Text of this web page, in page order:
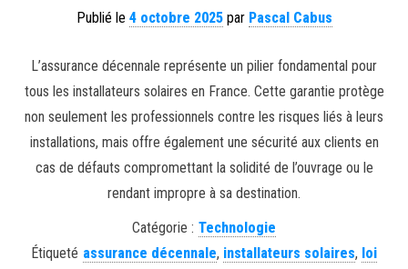
Publié le 4 octobre 2025par Pascal Cabus
L’assurance décennale représente un pilier fondamental pour
tous les installateurs solaires en France. Cette garantie protège
non seulement les professionnels contre les risques liés à leurs
installations, mais offre également une sécurité aux clients en
cas de défauts compromettant la solidité de l’ouvrage ou le
rendant impropre à sa destination.
Catégorie : Technologie
Étiqueté assurance décennale, installateurs solaires, loi